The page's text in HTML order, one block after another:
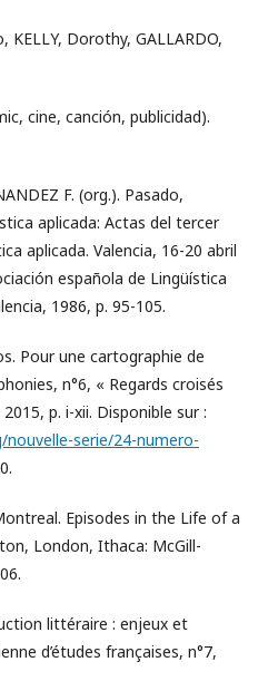
KELLY, Dorothy, GALLARDO,
cine, canción, publicidad).
F. (org.). Pasado,
aplicada: Actas del tercer
aplicada. Valencia, 16-20 abril
española de Lingüística
1986, p. 95-105.
Pour une cartographie de
n°6, « Regards croisés
p. i-xii. Disponible sur :
serie/24-numero-
Episodes in the Life of a
London, Ithaca: McGill-
littéraire : enjeux et
d’études françaises, n°7,